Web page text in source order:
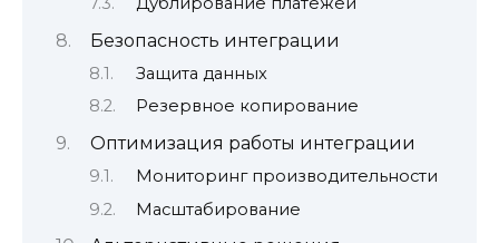
Безопасность интеграции
Защита данных
Резервное копирование
Оптимизация работы интеграции
Мониторинг производительности
Масштабирование